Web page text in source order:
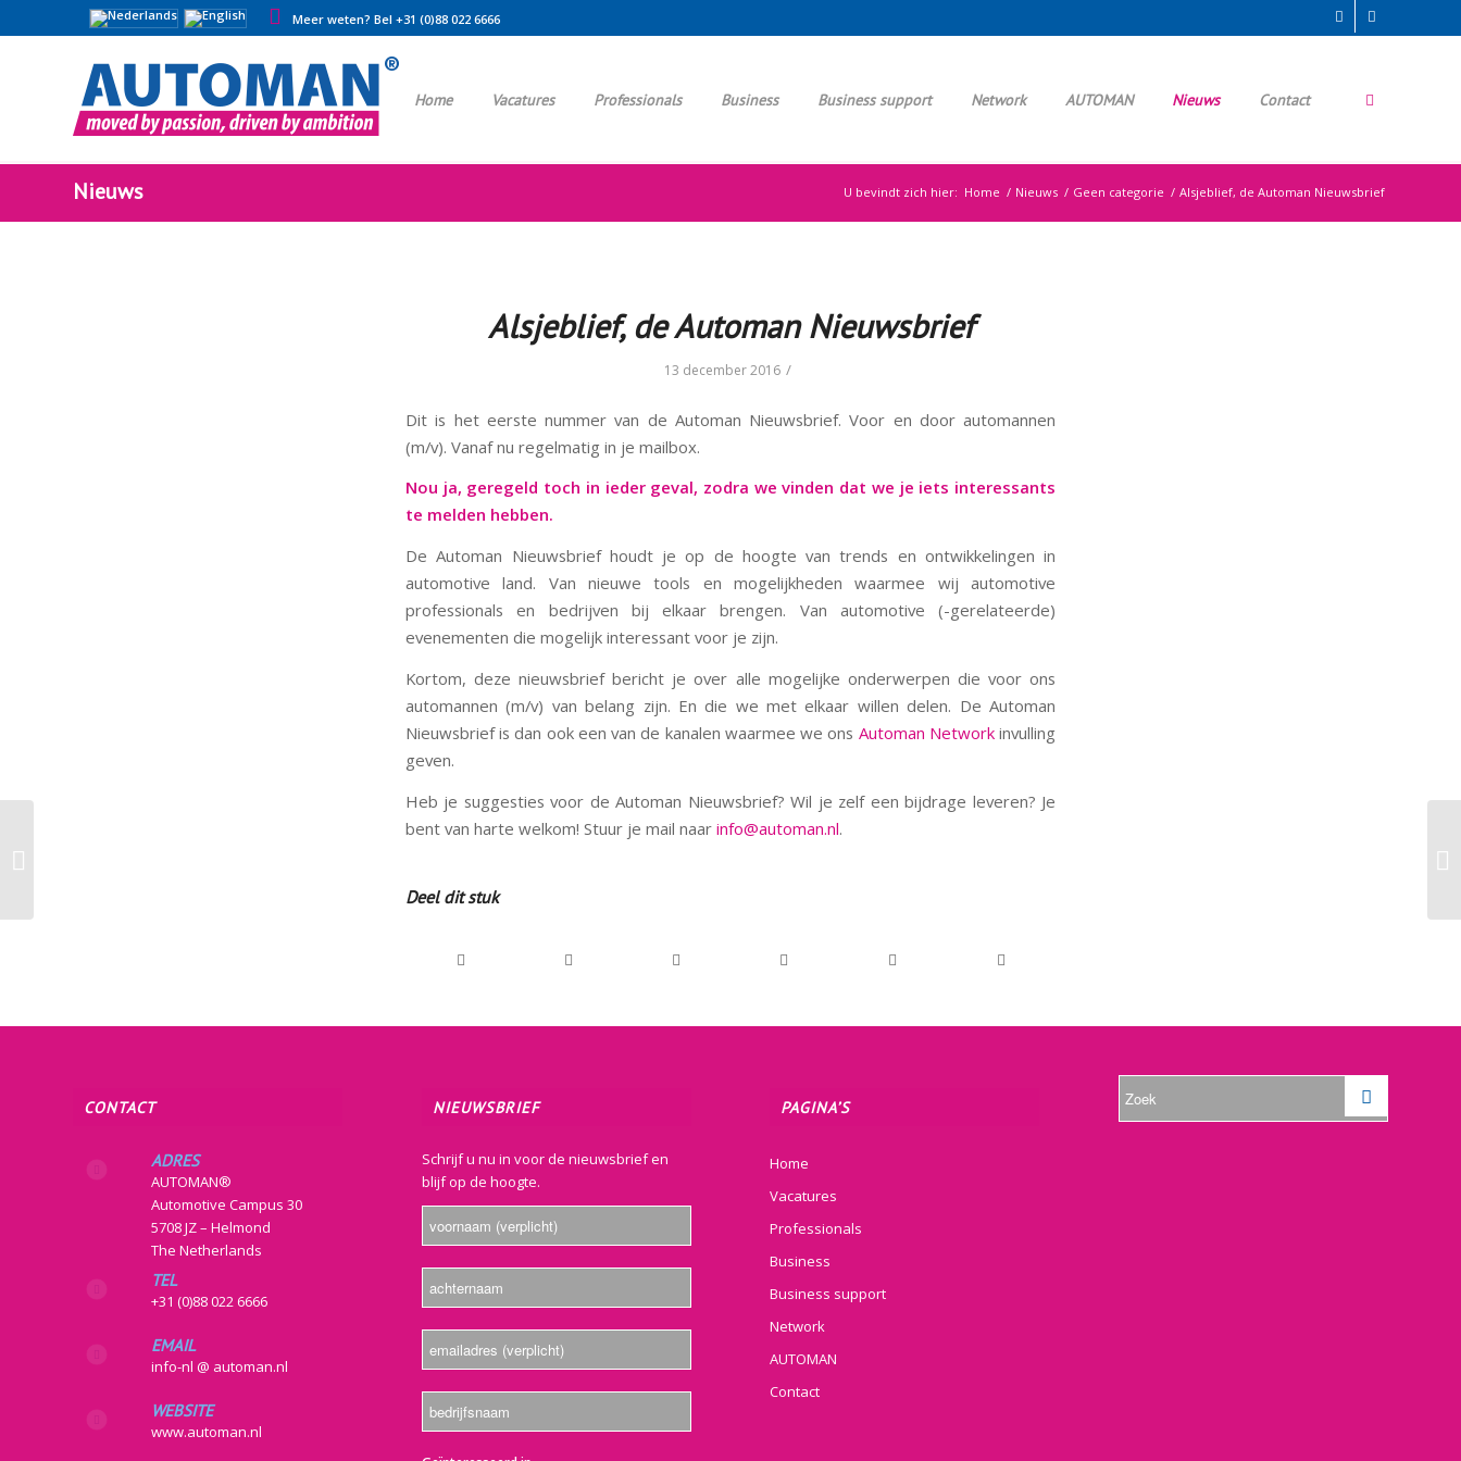
Meer weten? Bel +31 (0)88 022 6666
Home Vacatures Professionals Business Business support Network AUTOMAN Nieuws Contact
Nieuws U bevindt zich hier: Home / Nieuws / Geen categorie / Alsjeblief, de Automan Nieuwsbrief
Alsjeblief, de Automan Nieuwsbrief
13 december 2016 /
Dit is het eerste nummer van de Automan Nieuwsbrief. Voor en door automannen
(m/v). Vanaf nu regelmatig in je mailbox.
Nou ja, geregeld toch in ieder geval, zodra we vinden dat we je iets interessants
te melden hebben.
De Automan Nieuwsbrief houdt je op de hoogte van trends en ontwikkelingen in
automotive land. Van nieuwe tools en mogelijkheden waarmee wij automotive
professionals en bedrijven bij elkaar brengen. Van automotive (-gerelateerde)
evenementen die mogelijk interessant voor je zijn.
Kortom, deze nieuwsbrief bericht je over alle mogelijke onderwerpen die voor ons
automannen (m/v) van belang zijn. En die we met elkaar willen delen. De Automan
Nieuwsbrief is dan ook een van de kanalen waarmee we ons Automan Networkinvulling
geven.
Heb je suggesties voor de Automan Nieuwsbrief? Wil je zelf een bijdrage leveren? Je
bent van harte welkom! Stuur je mail naar info@automan.nl.
Deel dit stuk
CONTACT
ADRES
AUTOMAN®
Automotive Campus 30
5708 JZ – Helmond
The Netherlands
TEL
+31 (0)88 022 6666
EMAIL
info-nl @ automan.nl
WEBSITE
www.automan.nl
NIEUWSBRIEF
Schrijf u nu in voor de nieuwsbrief en
blijf op de hoogte.
PAGINA’S
Home
Vacatures
Professionals
Business
Business support
Network
AUTOMAN
Contact